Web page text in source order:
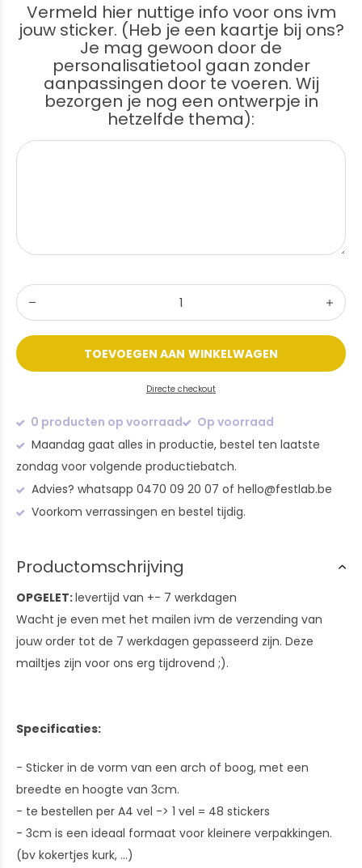
Vermeld hier nuttige info voor ons ivm
jouw sticker. (Heb je een kaartje bij ons?
Je mag gewoon door de
personalisatietool gaan zonder
aanpassingen door te voeren. Wij
bezorgen je nog een ontwerpje in
hetzelfde thema):
TOEVOEGEN AAN WINKELWAGEN
Directe checkout
0 producten op voorraad
Op voorraad
Maandag gaat alles in productie, bestel ten laatste
zondag voor volgende productiebatch.
Advies? whatsapp 0470 09 20 07 of hello@festlab.be
Voorkom verrassingen en bestel tijdig.
Productomschrijving
OPGELET:levertijd van +- 7 werkdagen
Wacht je even met het mailen ivm de verzending van
jouw order tot de 7 werkdagen gepasseerd zijn. Deze
mailtjes zijn voor ons erg tijdrovend ;).
Specificaties:
- Sticker in de vorm van een arch of boog, met een
breedte en hoogte van 3cm.
- te bestellen per A4 vel -> 1 vel = 48 stickers
- 3cm is een ideaal formaat voor kleinere verpakkingen.
(bv kokertjes kurk, ...)